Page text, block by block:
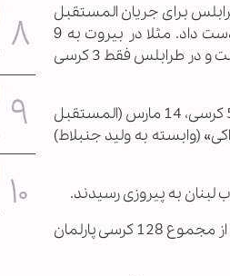
برای جریان المستقبل
(رقیب حزب‌الله) ناامیدکننده بود و این جریان بسیاری از کرسی‌هایی که فکرش را هم نمی‌کرد، از دست داد. مثلا در بیروت به 9
کرسی خود از 11 کرسی نرسید بلکه فقط 5 کرسی به دست آورد و سرنوشت کرسی ششم، مجهول است و در طرابلس فقط 3 کرسی
طبق گزارش این روزنامه نتایج اولیه انتخابات به شرح فوق است : 8 مارس (حزب‌الله و متحدانش) 50 کرسی، 14 مارس (المستقبل
حزب «التقدمی الاشتراکی» (وابسته به ولید جنبلاط)
لبنان به پیروزی رسیدند.
خبرگزاری «رویترز» در این باره نوشت: حزب‌الله و متحدانش از جمله جریان ملی آزاد حدود 67 کرسی از مجموع 128 کرسی پارلمان